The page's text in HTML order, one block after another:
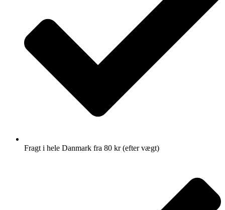
Fragt i hele Danmark fra 80 kr (efter vægt)